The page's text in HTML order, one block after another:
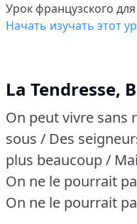
Урок французского
Начать изучать этот
La Tendresse,
On peut vivre sans
sous / Des
plus beaucoup /
On ne le pourrait
On ne le pourrait